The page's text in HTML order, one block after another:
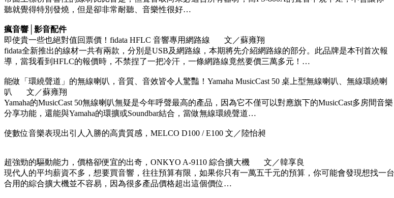
聽就覺得特別發燒，但是卻非常耐聽、音樂性很好…
瘋音響│影音配件
即使貴一些也絕對值回票價！fidata HFLC 音響專用網路線 文／蘇雍翔
fidata全新推出的線材一共有兩款，分別是USB及網路線，本期將先介紹網路線的部分。此品牌是本刊首次報
導，當我看到HFLC的報價時，不禁捏了一把冷汗，一條網路線竟然要價三萬多元！…
能做「環繞聲道」的無線喇叭，音質、音效皆令人驚豔！Yamaha MusicCast 50 桌上型無線喇叭、無線環繞喇
叭 文／蘇雍翔
Yamaha的MusicCast 50無線喇叭無疑是今年呼聲最高的產品，因為它不僅可以對應旗下的MusicCast多房間音樂
分享功能，還能與Yamaha的環擴或Soundbar結合，當做無線環繞聲道…
使數位音樂表現出引人入勝的高貴質感，MELCO D100 / E100 文／陸怡昶
超強勁的驅動能力，價格卻便宜的出奇，ONKYO A-9110 綜合擴大機 文／韓享良
現代人的平均薪資不多，想要買音響，往往預算有限，如果你只有一萬五千元的預算，你可能會發現想找一台
合用的綜合擴大機並不容易，因為很多產品價格超出這個價位…